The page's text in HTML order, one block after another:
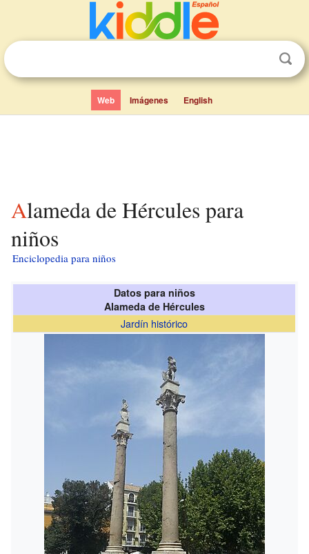
Web Imágenes English
Alameda de Hércules para
niños
Enciclopedia para niños
Datos para niños
Alameda de Hércules
Jardín histórico